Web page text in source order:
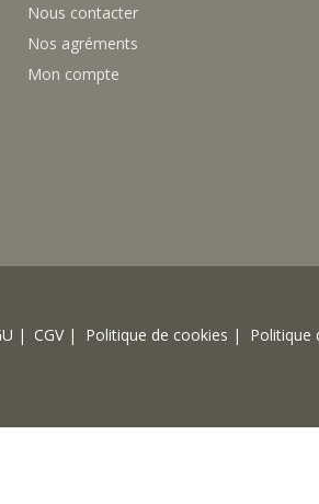
Nous contacter
Nos agréments
Mon compte
| CGV | Politique de cookies | Politique